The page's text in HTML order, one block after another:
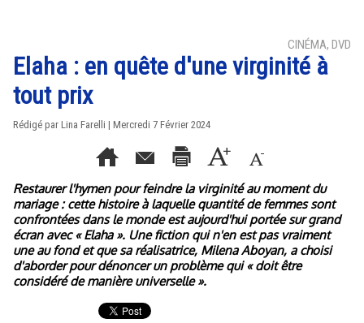
CINÉMA, DVD
Elaha : en quête d'une virginité à
tout prix
Rédigé par Lina Farelli | Mercredi 7 Février 2024
Restaurer l'hymen pour feindre la virginité au moment du
mariage : cette histoire à laquelle quantité de femmes sont
confrontées dans le monde est aujourd'hui portée sur grand
écran avec « Elaha ». Une fiction qui n'en est pas vraiment
une au fond et que sa réalisatrice, Milena Aboyan, a choisi
d'aborder pour dénoncer un problème qui « doit être
considéré de manière universelle ».